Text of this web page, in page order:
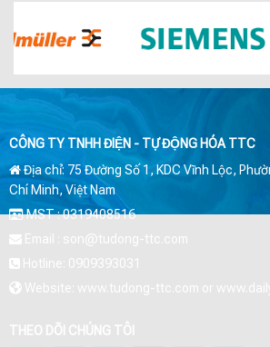
CÔNG TY TNHH ĐIỆN - TỰ ĐỘNG HÓA TTC
Địa chỉ: 75 Đường Số 1, KDC Vĩnh Lộc,
Chí Minh, Việt Nam
MST : 0319408516
Email : son@tudong-ttc.com
Hotline: 0909393031
Website: www.tudong-ttc.com or
THEO DÕI CHÚNG TÔI